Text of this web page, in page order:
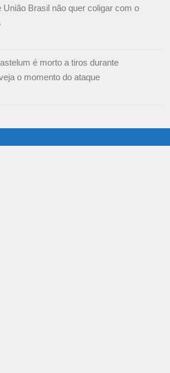
União Brasil não quer coligar com o
é morto a tiros durante
o momento do ataque